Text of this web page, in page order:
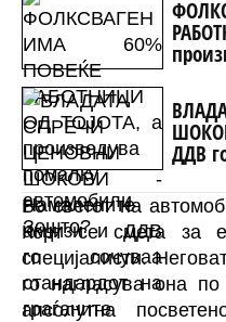
ДДВ
Во светот на
Корт се смета за
специјалисти.
го нагласува она
апсолутна